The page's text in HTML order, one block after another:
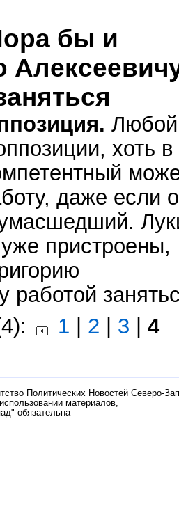
бы и
Любой
хоть в
даже если
пристроены,
работой
1 2 3 4
Политических Новостей Северо-
материалов,
обязательна